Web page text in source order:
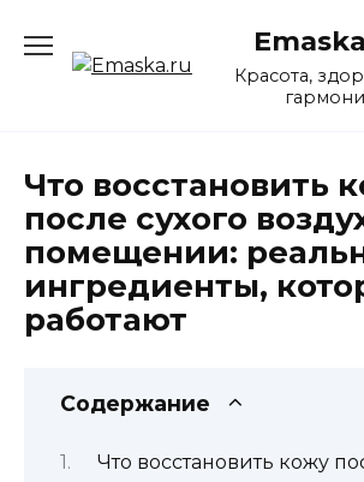
содержанию
Красота,
Что восстановить
после сухого
помещении:
ингредиенты,
работают
Содержание
Что восстановить кожу